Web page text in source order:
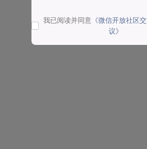
我已阅读并同意 《微信开放社区
议》